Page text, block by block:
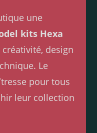
une
kits Hexa
design
Le
pour tous
leur collection